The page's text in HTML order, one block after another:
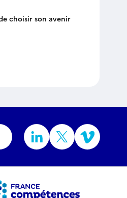
choisir son avenir